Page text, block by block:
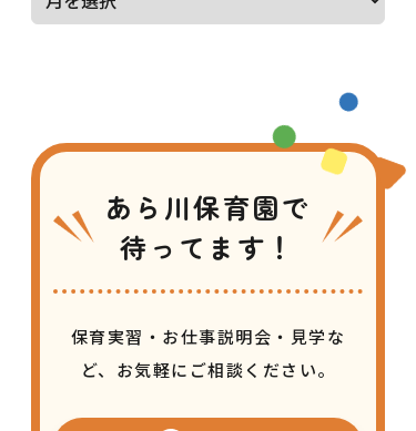
あら川保育園で
待ってます！
保育実習・お仕事説明会・見学な
ど、 お気軽にご相談ください。